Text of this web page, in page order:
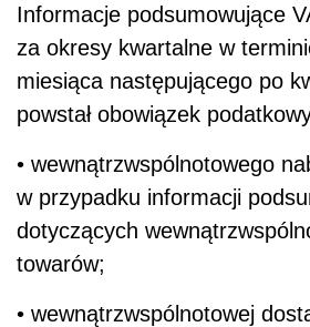
Informacje podsumowujące
za okresy kwartalne w
miesiąca następującego po
powstał obowiązek
• wewnątrzwspólnotowego
w przypadku informacji
dotyczących
towarów;
• wewnątrzwspólnotowej